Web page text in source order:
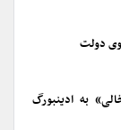
دولت
به ادینبورگ